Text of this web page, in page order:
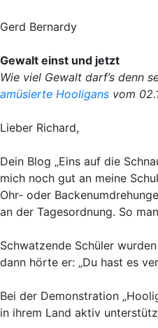
Gerd Bernardy
Gewalt einst und jetzt
Wie viel Gewalt darf’s denn
amüsierte Hooligans vom
Lieber Richard,
Dein Blog „Eins auf die
mich noch gut an meine
Ohr- oder
an der Tagesordnung. So
Schwatzende Schüler
dann hörte er: „Du hast es
Bei der Demonstration
in ihrem Land aktiv